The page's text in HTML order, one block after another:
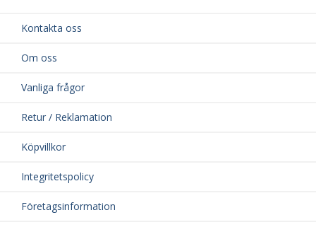
Kontakta oss
Om oss
Vanliga frågor
Retur / Reklamation
Köpvillkor
Integritetspolicy
Företagsinformation